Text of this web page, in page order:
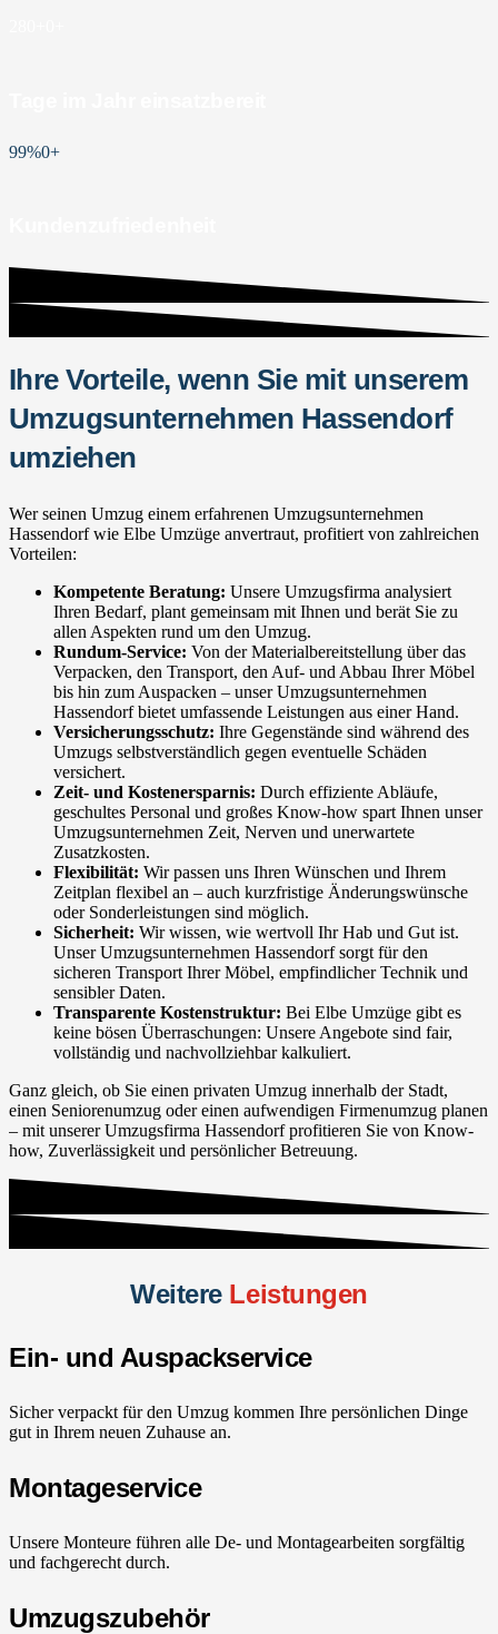
99%0+
Ihre Vorteile, wenn Sie mit unserem
Umzugsunternehmen Hassendorf
umziehen
Wer seinen Umzug einem erfahrenen Umzugsunternehmen
Hassendorf wie Elbe Umzüge anvertraut, profitiert von zahlreichen
Vorteilen:
Kompetente Beratung: Unsere Umzugsfirma analysiert
Ihren Bedarf, plant gemeinsam mit Ihnen und berät Sie zu
allen Aspekten rund um den Umzug.
Rundum-Service: Von der Materialbereitstellung über das
Verpacken, den Transport, den Auf- und Abbau Ihrer Möbel
bis hin zum Auspacken – unser Umzugsunternehmen
Hassendorf bietet umfassende Leistungen aus einer Hand.
Versicherungsschutz: Ihre Gegenstände sind während des
Umzugs selbstverständlich gegen eventuelle Schäden
versichert.
Zeit- und Kostenersparnis: Durch effiziente Abläufe,
geschultes Personal und großes Know-how spart Ihnen unser
Umzugsunternehmen Zeit, Nerven und unerwartete
Zusatzkosten.
Flexibilität: Wir passen uns Ihren Wünschen und Ihrem
Zeitplan flexibel an – auch kurzfristige Änderungswünsche
oder Sonderleistungen sind möglich.
Sicherheit: Wir wissen, wie wertvoll Ihr Hab und Gut ist.
Unser Umzugsunternehmen Hassendorf sorgt für den
sicheren Transport Ihrer Möbel, empfindlicher Technik und
sensibler Daten.
Transparente Kostenstruktur: Bei Elbe Umzüge gibt es
keine bösen Überraschungen: Unsere Angebote sind fair,
vollständig und nachvollziehbar kalkuliert.
Ganz gleich, ob Sie einen privaten Umzug innerhalb der Stadt,
einen Seniorenumzug oder einen aufwendigen Firmenumzug planen
– mit unserer Umzugsfirma Hassendorf profitieren Sie von Know-
how, Zuverlässigkeit und persönlicher Betreuung.
Weitere Leistungen
Ein- und Auspackservice
Sicher verpackt für den Umzug kommen Ihre persönlichen Dinge
gut in Ihrem neuen Zuhause an.
Montageservice
Unsere Monteure führen alle De- und Montagearbeiten sorgfältig
und fachgerecht durch.
Umzugszubehör